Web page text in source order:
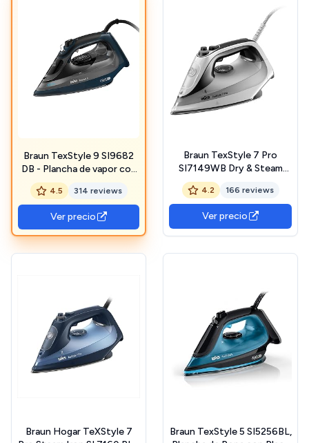
exacto, pero era una parecida a la Rowenta Express
Steam DW4320 que ya está descatalogada.
Básicamente tenía los mismos problemas que la
Autosteam DW4021 pero aumentados. La Braun
TextStyle 7 Pro las barre a todas ellas.
Braun TexStyle 9 SI9682
DB - Plancha de vapor con
tecnología FreeGlide 3D,
vapor vertical, función
antigoteo, función de
autolimpieza, orificio de
llenado de 330 ml, 260
g/min, 3200 W, azul oscuro
4.5 314 reviews
Ver precio
Braun TexStyle 7 Pro
SI7149WB Dry & Steam
iron EloxalPlus soleplate
2900 W Black, White
4.2 166 reviews
Ver precio
Braun Hogar TeXStyle 7
Braun TexStyle 5 SI5256BL,